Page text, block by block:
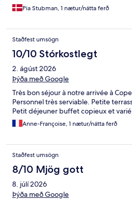
Pia Stubman, 1 nætur/nátta ferð
Staðfest umsögn
10/10 Stórkostlegt
2. ágúst 2026
Þýða með Google
Très bon séjour à notre arrivée à
Personnel très serviable. Petite
Petit déjeuner buffet copieux et
Anne-Françoise, 1 nætur/nátta ferð
Staðfest umsögn
8/10 Mjög gott
8. júlí 2026
Þýða með Google